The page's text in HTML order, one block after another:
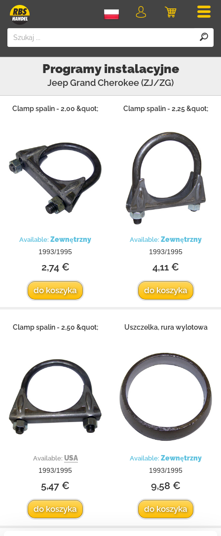
Koszyk
Logowanie
Programy instalacyjne
JeepGrand Cherokee (ZJ/ZG)
Clamp spalin - 2,00 &quot;
Available: Zewnętrzny
1993/1995
2,74 €
do koszyka
Clamp spalin - 2,25 &quot;
Available: Zewnętrzny
1993/1995
4,11 €
do koszyka
Clamp spalin - 2,50 &quot;
Available: USA
1993/1995
5,47 €
do koszyka
Uszczelka, rura wylotowa
Available: Zewnętrzny
1993/1995
9,58 €
do koszyka